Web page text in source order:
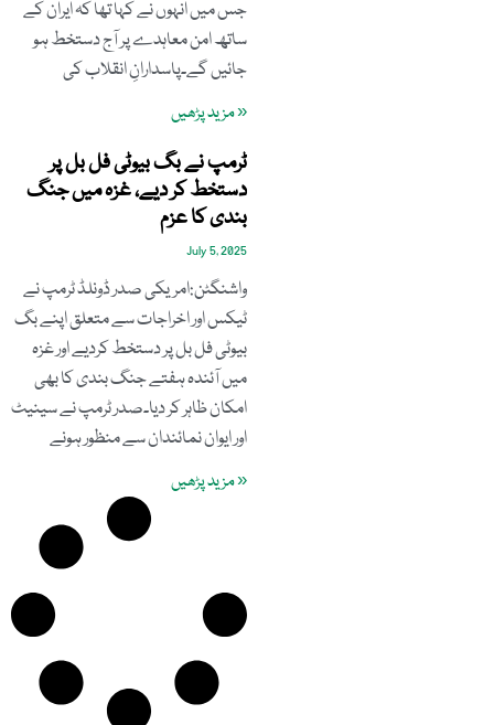
جس میں انہوں نے کہا تھا کہ ایران کے
ساتھ امن معاہدے پر آج دستخط ہو
جائیں گے۔پاسدارانِ انقلاب کی
« مزید پڑھیں
ٹرمپ نے بگ بیوٹی فل بل پر
دستخط کر دیے، غزہ میں جنگ
بندی کا عزم
July 5, 2025
واشنگٹن:امریکی صدر ڈونلڈ ٹرمپ نے
ٹیکس اور اخراجات سے متعلق اپنے بگ
بیوٹی فل بل پر دستخط کردیے اور غزہ
میں آئندہ ہفتے جنگ بندی کا بھی
امکان ظاہر کر دیا۔صدر ٹرمپ نے سینیٹ
اور ایوان نمائندان سے منظور ہونے
« مزید پڑھیں